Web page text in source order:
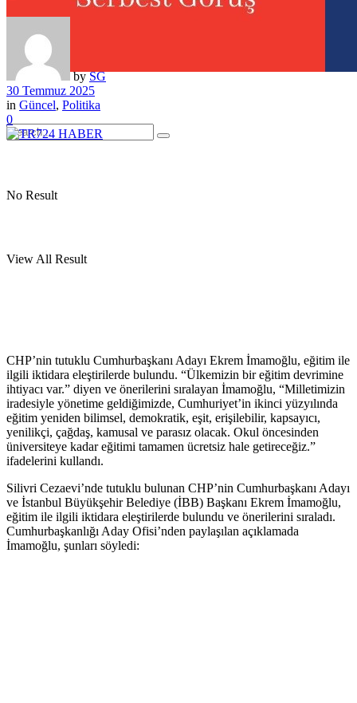
No Result
View All Result
by SG
30 Temmuz 2025
in Güncel, Politika
0
CHP’nin tutuklu Cumhurbaşkanı Adayı Ekrem İmamoğlu, eğitim ile
ilgili iktidara eleştirilerde bulundu. “Ülkemizin bir eğitim devrimine
ihtiyacı var.” diyen ve önerilerini sıralayan İmamoğlu, “Milletimizin
iradesiyle yönetime geldiğimizde, Cumhuriyet’in ikinci yüzyılında
eğitim yeniden bilimsel, demokratik, eşit, erişilebilir, kapsayıcı,
yenilikçi, çağdaş, kamusal ve parasız olacak. Okul öncesinden
üniversiteye kadar eğitimi tamamen ücretsiz hale getireceğiz.”
ifadelerini kullandı.
Silivri Cezaevi’nde tutuklu bulunan CHP’nin Cumhurbaşkanı Adayı
ve İstanbul Büyükşehir Belediye (İBB) Başkanı Ekrem İmamoğlu,
eğitim ile ilgili iktidara eleştirilerde bulundu ve önerilerini sıraladı.
Cumhurbaşkanlığı Aday Ofisi’nden paylaşılan açıklamada
İmamoğlu, şunları söyledi: